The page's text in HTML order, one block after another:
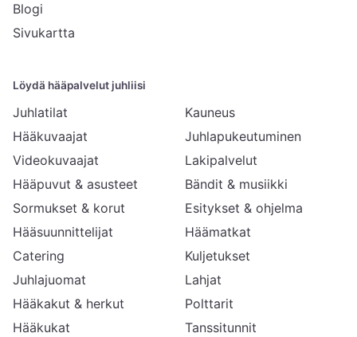
Blogi
Sivukartta
Löydä hääpalvelut juhliisi
Juhlatilat
Hääkuvaajat
Videokuvaajat
Hääpuvut & asusteet
Sormukset & korut
Hääsuunnittelijat
Catering
Juhlajuomat
Hääkakut & herkut
Hääkukat
Kauneus
Juhlapukeutuminen
Lakipalvelut
Bändit & musiikki
Esitykset & ohjelma
Häämatkat
Kuljetukset
Lahjat
Polttarit
Tanssitunnit